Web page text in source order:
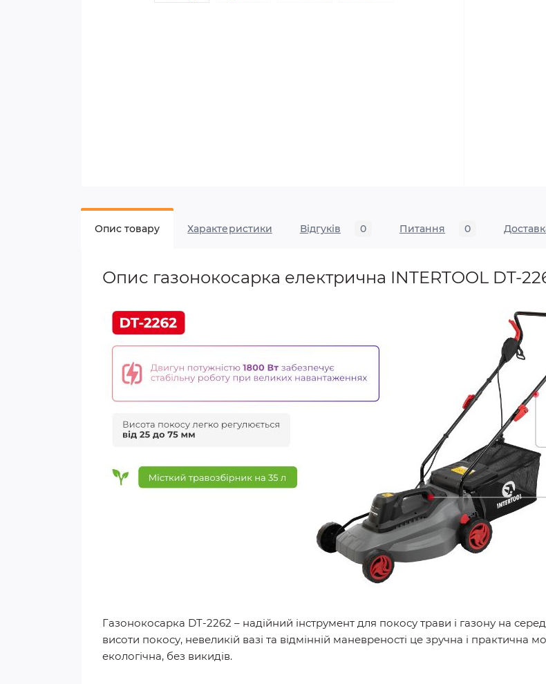
Опис товару Характеристики Відгуків 0 Питання 0
Опис газонокосарка електрична INTERTOOL DT-
Газонокосарка DT-2262 – надійний інструмент для покосу трави і газону на
висоти покосу, невеликій вазі та відмінній маневреності це зручна і практична
екологічна, без викидів.